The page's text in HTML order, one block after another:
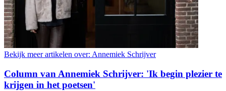
Bekijk meer artikelen over: Annemiek Schrijver
Column van Annemiek Schrijver: 'Ik begin plezier te
krijgen in het poetsen'